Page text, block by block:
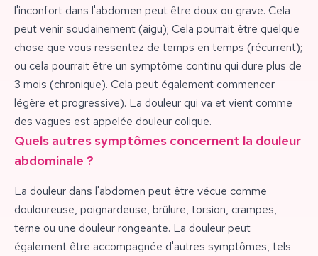
l'inconfort dans l'abdomen peut être doux ou grave. Cela
peut venir soudainement (aigu); Cela pourrait être quelque
chose que vous ressentez de temps en temps (récurrent);
ou cela pourrait être un symptôme continu qui dure plus de
3 mois (chronique). Cela peut également commencer
légère et progressive). La douleur qui va et vient comme
des vagues est appelée douleur colique.
Quels autres symptômes concernent la douleur
abdominale ?
La douleur dans l'abdomen peut être vécue comme
douloureuse, poignardeuse, brûlure, torsion, crampes,
terne ou une douleur rongeante. La douleur peut
également être accompagnée d'autres symptômes, tels